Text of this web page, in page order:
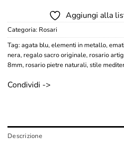
Aggiungi alla
Categoria: Rosari
Tag: agata blu,elementi in metallo,
nera, regalo sacro originale, rosario
8mm, rosario pietre naturali,stile
Condividi ->
Descrizione